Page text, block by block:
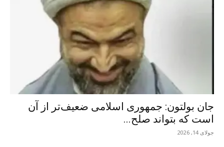
جان بولتون: جمهوری اسلامی ضعیف‌تر از آن
است که بتواند صلح...
جولای 14, 2026